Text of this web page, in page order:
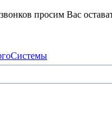
просим Вас